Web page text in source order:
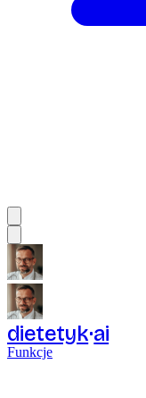
dietetyk ai
Funkcje